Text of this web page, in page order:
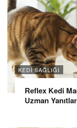
KEDI SAĞLIĞI
Reflex Kedi
Uzman